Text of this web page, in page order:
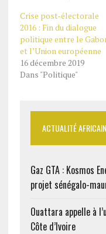
Crise post-électorale
2016 : Fin du dialogue
politique entre le
et l’Union européenne
16 décembre 2019
Dans "Politique"
ACTUALITÉ
Gaz GTA : Kosmos
projet sénégalo-
Ouattara appelle à
Côte d’Ivoire